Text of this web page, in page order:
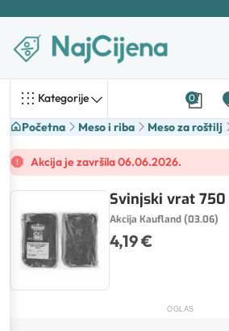
Kategorije 0
Početna Meso i riba Meso za roštilj
Akcija je završila 06.06.2026.
Svinjski vrat 750
Akcija Kaufland (03.06)
4,19 €
OGLAS